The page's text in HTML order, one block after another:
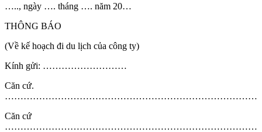
….., ngày …. tháng …. năm 20…
THÔNG BÁO
(Về kế hoạch đi du lịch của công ty)
Kính gửi: ………………………
Căn cứ.
………………………………………………………………………..
Căn cứ